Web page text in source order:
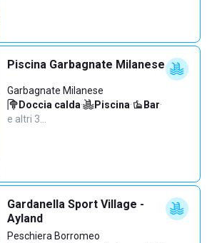
Piscina Garbagnate Milanese
Garbagnate Milanese
Doccia calda· Piscina· Bar·
e altri 3…
Gardanella Sport Village -
Ayland
Peschiera Borromeo